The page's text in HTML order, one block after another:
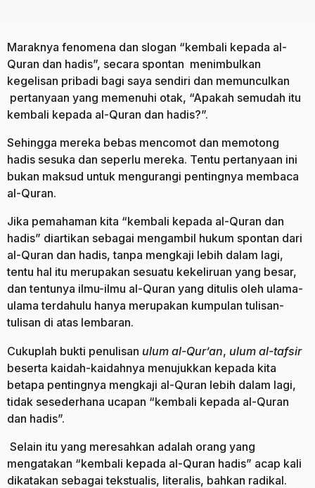
Maraknya fenomena dan slogan “kembali kepada al-
Quran dan hadis”, secara spontan menimbulkan
kegelisan pribadi bagi saya sendiri dan memunculkan
pertanyaan yang memenuhi otak, “Apakah semudah itu
kembali kepada al-Quran dan hadis?”.
Sehingga mereka bebas mencomot dan memotong
hadis sesuka dan seperlu mereka. Tentu pertanyaan ini
bukan maksud untuk mengurangi pentingnya membaca
al-Quran.
Jika pemahaman kita “kembali kepada al-Quran dan
hadis” diartikan sebagai mengambil hukum spontan dari
al-Quran dan hadis, tanpa mengkaji lebih dalam lagi,
tentu hal itu merupakan sesuatu kekeliruan yang besar,
dan tentunya ilmu-ilmu al-Quran yang ditulis oleh ulama-
ulama terdahulu hanya merupakan kumpulan tulisan-
tulisan di atas lembaran.
Cukuplah bukti penulisan ulum al-Qur’an, ulum al-tafsir
beserta kaidah-kaidahnya menujukkan kepada kita
betapa pentingnya mengkaji al-Quran lebih dalam lagi,
tidak sesederhana ucapan “kembali kepada al-Quran
dan hadis”.
Selain itu yang meresahkan adalah orang yang
mengatakan “kembali kepada al-Quran hadis” acap kali
dikatakan sebagai tekstualis, literalis, bahkan radikal.